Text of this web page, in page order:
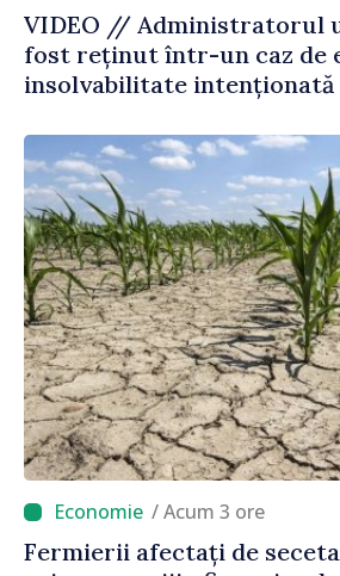
VIDEO // Administratorul
fost reținut într-un caz de
insolvabilitate intenționată
/ Acum 3 ore
Fermierii afectați de